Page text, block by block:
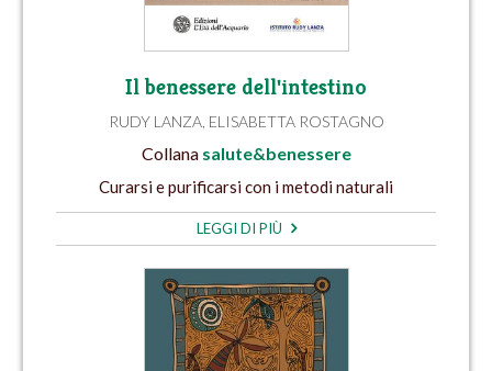
Il benessere dell'intestino
RUDY LANZA, ELISABETTA ROSTAGNO
Collana salute&benessere
Curarsi e purificarsi con i metodi naturali
LEGGI DI PIÙ